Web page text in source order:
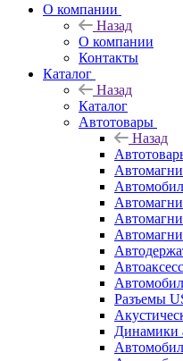
О компании
Назад
О компании
Контакты
Каталог
Назад
Каталог
Автотовары
Назад
Разъемы
Динамики